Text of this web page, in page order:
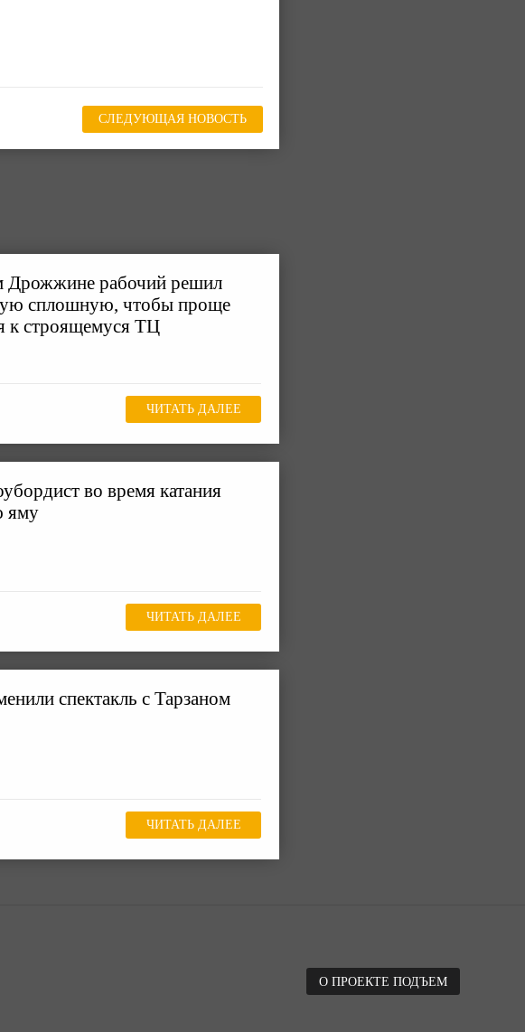
СЛЕДУЮЩАЯ НОВОСТЬ
Дрожжине рабочий решил
сплошную, чтобы проще
к строящемуся ТЦ
ЧИТАТЬ ДАЛЕЕ
во время катания
яму
ЧИТАТЬ ДАЛЕЕ
спектакль с Тарзаном
ЧИТАТЬ ДАЛЕЕ
О ПРОЕКТЕ ПОДЪЕМ